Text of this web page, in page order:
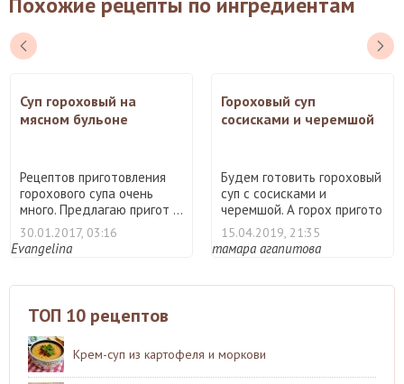
Суп гороховый на
мясном бульоне
Рецептов приготовления
горохового супа очень
много. Предлагаю пригот ...
30.01.2017, 03:16
Evangelina
Гороховый суп
сосисками и черемшой
Будем готовить гороховый
суп с сосисками и
черемшой. А горох пригото
...
15.04.2019, 21:35
тамара агапитова
ТОП 10 рецептов
Крем-суп из картофеля и моркови